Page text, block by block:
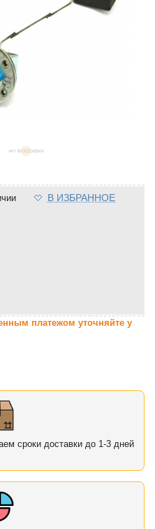
В ИЗБРАННОЕ
платежом уточняйте у
сроки доставки до 1-3 дней